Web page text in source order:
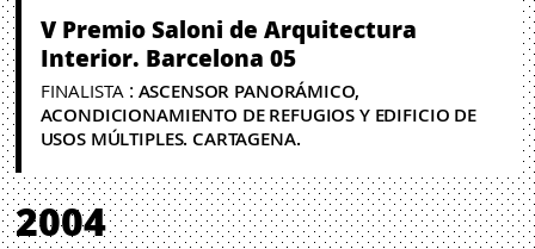
V Premio Saloni de Arquitectura
Interior. Barcelona 05
FINALISTA: ASCENSOR PANORÁMICO,
ACONDICIONAMIENTO DE REFUGIOS Y EDIFICIO DE
USOS MÚLTIPLES. CARTAGENA.
2004